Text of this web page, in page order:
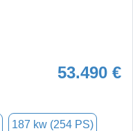
53.490 €
187 kw (254 PS)